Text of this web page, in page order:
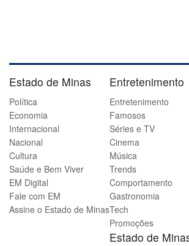
Estado de Minas
Política
Economia
Internacional
Nacional
Cultura
Saúde e Bem Viver
EM Digital
Fale com EM
Assine o Estado de Minas
Entretenimento
Entretenimento
Famosos
Séries e TV
Cinema
Música
Trends
Comportamento
Gastronomia
Tech
Promoções
Estado de